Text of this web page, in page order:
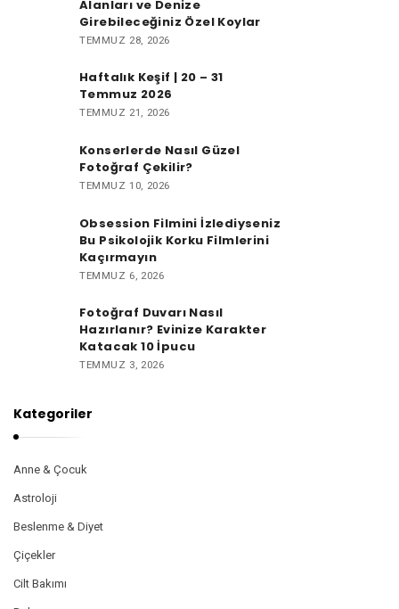
Alanları ve Denize
Girebileceğiniz Özel Koylar
TEMMUZ 28, 2026
Haftalık Keşif | 20 – 31
Temmuz 2026
TEMMUZ 21, 2026
Konserlerde Nasıl Güzel
Fotoğraf Çekilir?
TEMMUZ 10, 2026
Obsession Filmini İzlediyseniz
Bu Psikolojik Korku Filmlerini
Kaçırmayın
TEMMUZ 6, 2026
Fotoğraf Duvarı Nasıl
Hazırlanır? Evinize Karakter
Katacak 10 İpucu
TEMMUZ 3, 2026
Kategoriler
Anne & Çocuk
Astroloji
Beslenme & Diyet
Çiçekler
Cilt Bakımı